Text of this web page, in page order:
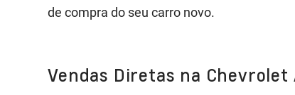
de compra do seu carro novo.
Vendas Diretas na Chevrolet